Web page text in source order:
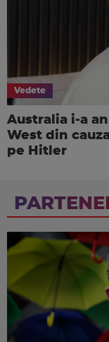
Vedete
Australia i-a
West din
pe Hitler